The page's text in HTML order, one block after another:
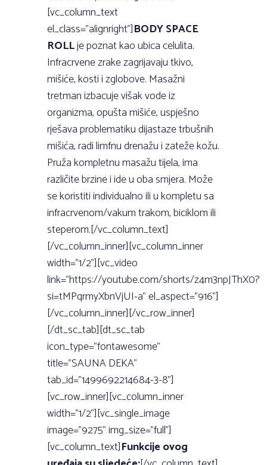
[vc_column_text
el_class=”alignright”]BODY SPACE
ROLLje poznat kao ubica celulita.
Infracrvene zrake zagrijavaju tkivo,
mišiće, kosti i zglobove. Masažni
tretman izbacuje višak vode iz
organizma, opušta mišiće, uspješno
rješava problematiku dijastaze trbušnih
mišića, radi limfnu drenažu i zateže kožu.
Pruža kompletnu masažu tijela, ima
različite brzine i ide u oba smjera. Može
se koristiti individualno ili u kompletu sa
infracrvenom/vakum trakom, biciklom ili
steperom.[/vc_column_text]
[/vc_column_inner][vc_column_inner
width=”1/2”][vc_video
link=”https://youtube.com/shorts/z4m3npJThX0?
si=tMPqrmyXbnVjUI-a” el_aspect=”916”]
[/vc_column_inner][/vc_row_inner]
[/dt_sc_tab][dt_sc_tab
icon_type=”fontawesome”
title=”SAUNA DEKA”
tab_id=”1499692214684-3-8”]
[vc_row_inner][vc_column_inner
width=”1/2”][vc_single_image
image=”9275” img_size=”full”]
[vc_column_text]Funkcije ovog